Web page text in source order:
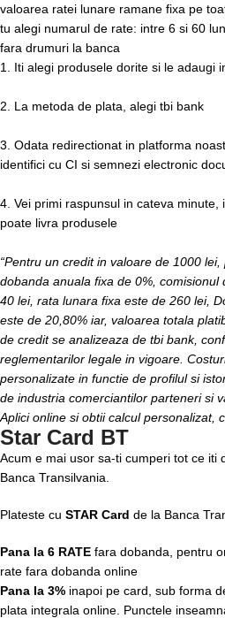
valoarea ratei lunare ramane fixa pe
tu alegi numarul de rate: intre 6 si 60
fara drumuri la banca
1. Iti alegi produsele dorite si le adaugi
2. La metoda de plata, alegi tbi bank
3. Odata redirectionat in platforma
identifici cu CI si semnezi electronic
4. Vei primi raspunsul in cateva minute,
poate livra produsele
“Pentru un credit in valoare de 1000
dobanda anuala fixa de 0%,
40 lei, rata lunara fixa este de 260 lei,
este de 20,80% iar, valoarea totala
de credit se analizeaza de tbi bank,
reglementarilor legale in vigoare.
personalizate in functie de profilul si
de industria comerciantilor parteneri si
Aplici online si obtii calcul personalizat,
Star Card BT
Acum e mai usor sa-ti cumperi tot ce iti
Banca Transilvania.
Plateste cu STAR Card de la Banca
Pana la 6 RATE fara dobanda, pentru
rate fara dobanda online
Pana la 3% inapoi pe card, sub forma
plata integrala online. Punctele